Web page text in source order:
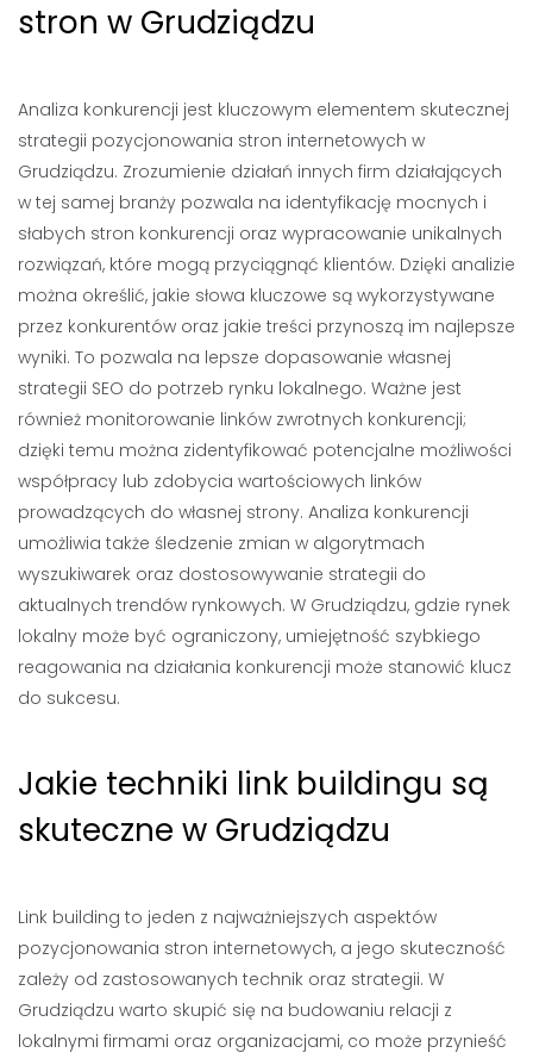
stron w Grudziądzu
Analiza konkurencji jest kluczowym elementem skutecznej
strategii pozycjonowania stron internetowych w
Grudziądzu. Zrozumienie działań innych firm działających
w tej samej branży pozwala na identyfikację mocnych i
słabych stron konkurencji oraz wypracowanie unikalnych
rozwiązań, które mogą przyciągnąć klientów. Dzięki analizie
można określić, jakie słowa kluczowe są wykorzystywane
przez konkurentów oraz jakie treści przynoszą im najlepsze
wyniki. To pozwala na lepsze dopasowanie własnej
strategii SEO do potrzeb rynku lokalnego. Ważne jest
również monitorowanie linków zwrotnych konkurencji;
dzięki temu można zidentyfikować potencjalne możliwości
współpracy lub zdobycia wartościowych linków
prowadzących do własnej strony. Analiza konkurencji
umożliwia także śledzenie zmian w algorytmach
wyszukiwarek oraz dostosowywanie strategii do
aktualnych trendów rynkowych. W Grudziądzu, gdzie rynek
lokalny może być ograniczony, umiejętność szybkiego
reagowania na działania konkurencji może stanowić klucz
do sukcesu.
Jakie techniki link buildingu są
skuteczne w Grudziądzu
Link building to jeden z najważniejszych aspektów
pozycjonowania stron internetowych, a jego skuteczność
zależy od zastosowanych technik oraz strategii. W
Grudziądzu warto skupić się na budowaniu relacji z
lokalnymi firmami oraz organizacjami, co może przynieść